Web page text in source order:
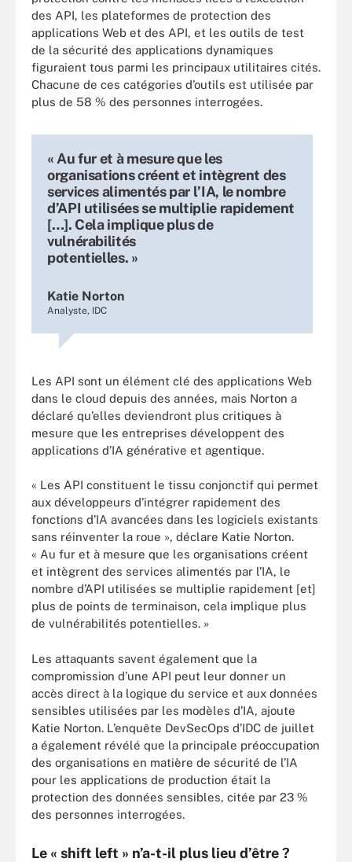
des API, les plateformes de protection des
applications Web et des API, et les outils de test
de la sécurité des applications dynamiques
figuraient tous parmi les principaux utilitaires cités.
Chacune de ces catégories d’outils est utilisée par
plus de 58 % des personnes interrogées.
« Au fur et à mesure que les
organisations créent et intègrent des
services alimentés par l’IA, le nombre
d’API utilisées se multiplie rapidement
[…]. Cela implique plus de
vulnérabilités
potentielles. »
Katie Norton
Analyste, IDC
Les API sont un élément clé des applications Web
dans le cloud depuis des années, mais Norton a
déclaré qu’elles deviendront plus critiques à
mesure que les entreprises développent des
applications d’IA générative et agentique.
« Les API constituent le tissu conjonctif qui permet
aux développeurs d’intégrer rapidement des
fonctions d’IA avancées dans les logiciels existants
sans réinventer la roue », déclare Katie Norton.
« Au fur et à mesure que les organisations créent
et intègrent des services alimentés par l’IA, le
nombre d’API utilisées se multiplie rapidement [et]
plus de points de terminaison, cela implique plus
de vulnérabilités potentielles. »
Les attaquants savent également que la
compromission d’une API peut leur donner un
accès direct à la logique du service et aux données
sensibles utilisées par les modèles d’IA, ajoute
Katie Norton. L’enquête DevSecOps d’IDC de juillet
a également révélé que la principale préoccupation
des organisations en matière de sécurité de l’IA
pour les applications de production était la
protection des données sensibles, citée par 23 %
des personnes interrogées.
Le « shift left » n’a-t-il plus lieu d’être ?